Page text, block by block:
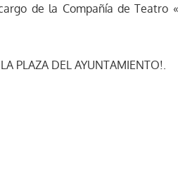
de la Compañía de Teatro
PLAZA DEL AYUNTAMIENTO!.